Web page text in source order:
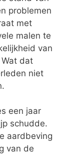
problemen
met
malen te
van
dat
niet
een jaar
schudde.
aardbeving
van de